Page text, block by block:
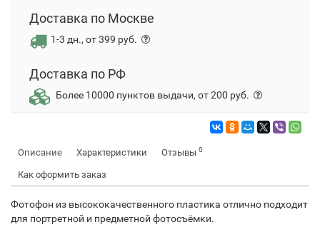
Доставка по Москве
1-3 дн., от 399 руб.
Доставка по РФ
Более 10000 пунктов выдачи, от 200 руб.
Описание Характеристики Отзывы 0
Как оформить заказ
Фотофон из высококачественного пластика отлично подходит
для портретной и предметной фотосъёмки.